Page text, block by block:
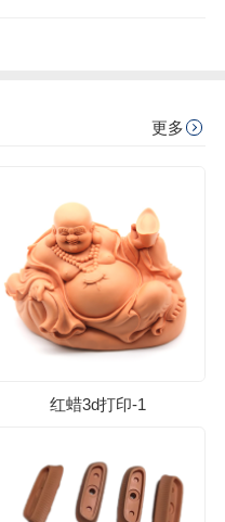
更多
红蜡3d打印-1